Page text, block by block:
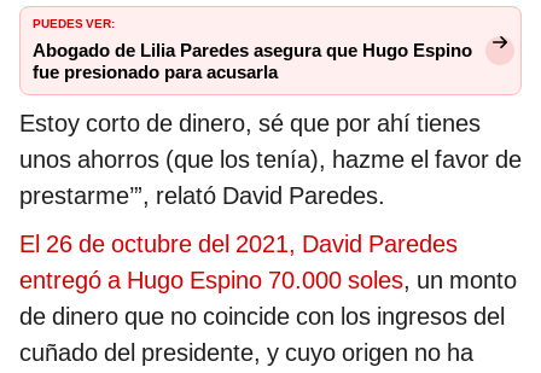
PUEDES VER:
Abogado de Lilia Paredes asegura que Hugo Espino
fue presionado para acusarla
Estoy corto de dinero, sé que por ahí tienes
unos ahorros (que los tenía), hazme el favor de
prestarme’”, relató David Paredes.
El 26 de octubre del 2021, David Paredes
entregó a Hugo Espino 70.000 soles, un monto
de dinero que no coincide con los ingresos del
cuñado del presidente, y cuyo origen no ha